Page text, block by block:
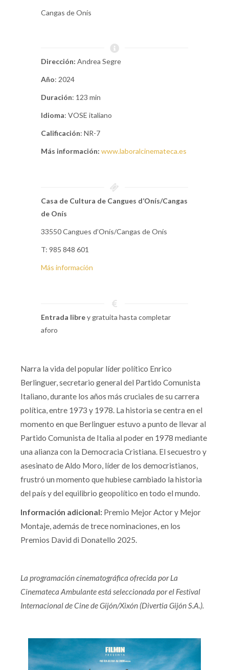
Cangas de Onís
Dirección: Andrea Segre
Año: 2024
Duración: 123 min
Idioma: VOSE italiano
Calificación: NR-7
Más información: www.laboralcinemateca.es
Casa de Cultura de Cangues d’Onís/Cangas
de Onís
33550 Cangues d’Onís/Cangas de Onís
T: 985 848 601
Más información
Entrada librey gratuita hasta completar
aforo
Narra la vida del popular líder político Enrico
Berlinguer, secretario general del Partido Comunista
Italiano, durante los años más cruciales de su carrera
política, entre 1973 y 1978. La historia se centra en el
momento en que Berlinguer estuvo a punto de llevar al
Partido Comunista de Italia al poder en 1978 mediante
una alianza con la Democracia Cristiana. El secuestro y
asesinato de Aldo Moro, líder de los democristianos,
frustró un momento que hubiese cambiado la historia
del país y del equilibrio geopolítico en todo el mundo.
Información adicional: Premio Mejor Actor y Mejor
Montaje, además de trece nominaciones, en los
Premios David di Donatello 2025.
La programación cinematográfica ofrecida por La
Cinemateca Ambulante está seleccionada por el Festival
Internacional de Cine de Gijón/Xixón (Divertia Gijón S.A.).